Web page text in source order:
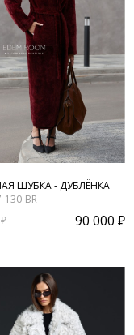
ШУБКА - ДУБЛЁНКА
130-BR
90 000 ₽